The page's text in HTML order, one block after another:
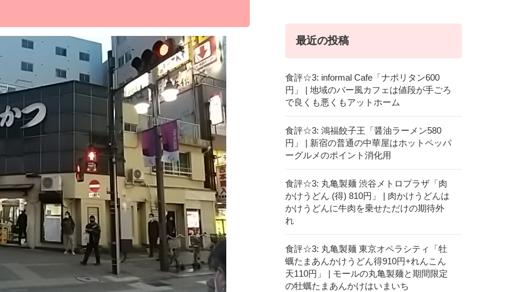
最近の投稿
食評☆3: informal Cafe「ナポリタン600
円」 | 地域のバー風カフェは値段が手ごろ
で良くも悪くもアットホーム
食評☆3: 鴻福餃子王「醤油ラーメン580
円」 | 新宿の普通の中華屋はホットペッパ
ーグルメのポイント消化用
食評☆3: 丸亀製麺 渋谷メトロプラザ「肉
かけうどん (得) 810円」 | 肉かけうどんは
かけうどんに牛肉を乗せただけの期待外
れ
食評☆3: 丸亀製麺 東京オペラシティ「牡
蠣たまあんかけうどん得910円+れんこん
天110円」 | モールの丸亀製麺と期間限定
の牡蠣たまあんかけはいまいち